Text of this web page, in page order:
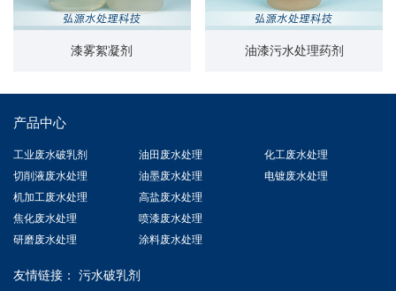
漆雾絮凝剂 油漆污水处理药剂
产品中心
工业废水破乳剂
切削液废水处理
机加工废水处理
焦化废水处理
研磨废水处理
油田废水处理
油墨废水处理
高盐废水处理
喷漆废水处理
涂料废水处理
化工废水处理
电镀废水处理
友情链接： 污水破乳剂